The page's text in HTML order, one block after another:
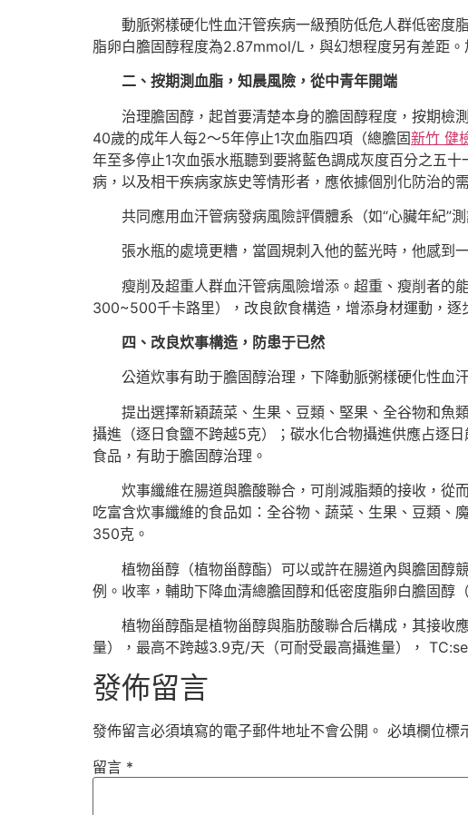
動脈粥樣硬化性血汗管疾病一級預防低危人群低密
脂卵白膽固醇程度為2.87mmol/L，與幻想程度另有差距
二、按期測血脂，知晨風險，從中青年開端
治理膽固醇，起首要清楚本身的膽固醇程度，按期檢
40歲的成年人每2～5年停止1次血脂四項（總膽固新竹 健
年至多停止1次血張水瓶聽到要將藍色調成灰度百分之五
病，以及相干疾病家族史等情形者，應依據個別化防治的
共同應用血汗管病發病風險評價體系（如“心臟年紀”
張水瓶的處境更糟，當圓規刺入他的藍光時，他感到
瘦削及超重人群血汗管病風險增添。超重、瘦削者的
300~500千卡路里），改良飲食構造，增添身材運動，逐
四、改良炊事構造，防患于已然
公道炊事有助于膽固醇治理，下降動脈粥樣硬化性血
提出選擇新穎蔬菜、生果、豆類、堅果、全谷物和魚
攝進（逐日食鹽不跨越5克）；碳水化合物攝進供應占逐
食品，有助于膽固醇治理。
炊事纖維在腸道與膽酸聯合，可削減脂類的接收，從
吃富含炊事纖維的食品如：全谷物、蔬菜、生果、豆類
350克。
植物甾醇（植物甾醇酯）可以或許在腸道內與膽固醇
例。收率，輔助下降血清總膽固醇和低密度脂卵白膽固醇
植物甾醇酯是植物甾醇與脂肪酸聯合后構成，其接收
量），最高不跨越3.9克/天（可耐受最高攝進量），
發佈留言
發佈留言必須填寫的電子郵件地址不會公開。 必填欄位標
留言 *